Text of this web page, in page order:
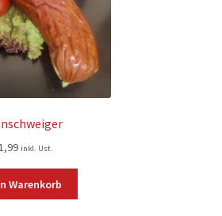
inkl. Ust.
Warenkorb